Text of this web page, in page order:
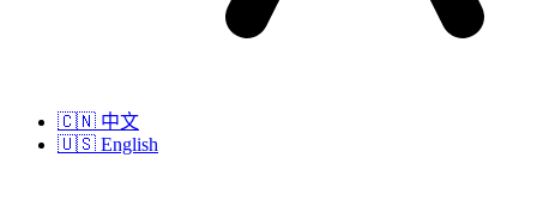
🇨🇳 中文
🇺🇸 English